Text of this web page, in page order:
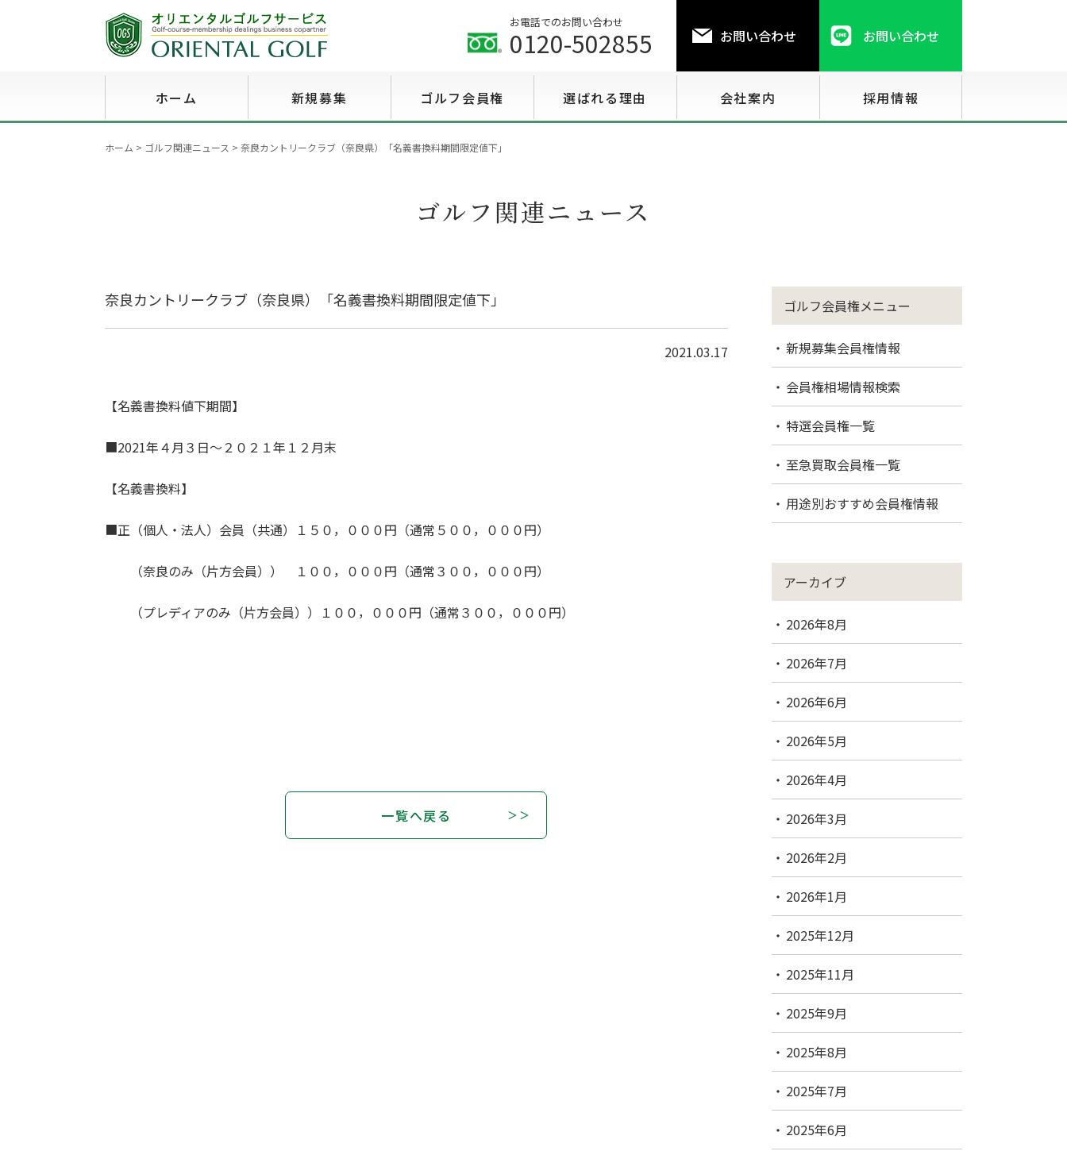
お電話でのお問い合わせ
0120-502855 お問い合わせ お問い合わせ
ホーム 新規募集 ゴルフ会員権
ゴルフ会員権相場情報
至急買い会員権情報
選ばれる理由 会社案内 採用情報
ホーム > ゴルフ関連ニュース > 奈良カントリークラブ（奈良県）「名義書換料期間限定値下」
ゴルフ関連ニュース
奈良カントリークラブ（奈良県）「名義書換料期間限定値下」
2021.03.17
【名義書換料値下期間】
■2021年４月３日～２０２１年１２月末
【名義書換料】
■正（個人・法人）会員（共通）１５０，０００円（通常５００，０００円）
（奈良のみ（片方会員）） １００，０００円（通常３００，０００円）
（プレディアのみ（片方会員））１００，０００円（通常３００，０００円）
一覧へ戻る
ゴルフ会員権メニュー
新規募集会員権情報
会員権相場情報検索
特選会員権一覧
至急買取会員権一覧
用途別おすすめ会員権情報
アーカイブ
2026年8月
2026年7月
2026年6月
2026年5月
2026年4月
2026年3月
2026年2月
2026年1月
2025年12月
2025年11月
2025年9月
2025年8月
2025年7月
2025年6月